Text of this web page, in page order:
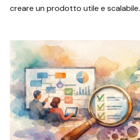
creare un prodotto utile e scalabile.